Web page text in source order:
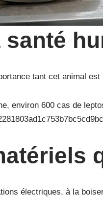
tant cet animal
environ 600 cas de
électriques, à la